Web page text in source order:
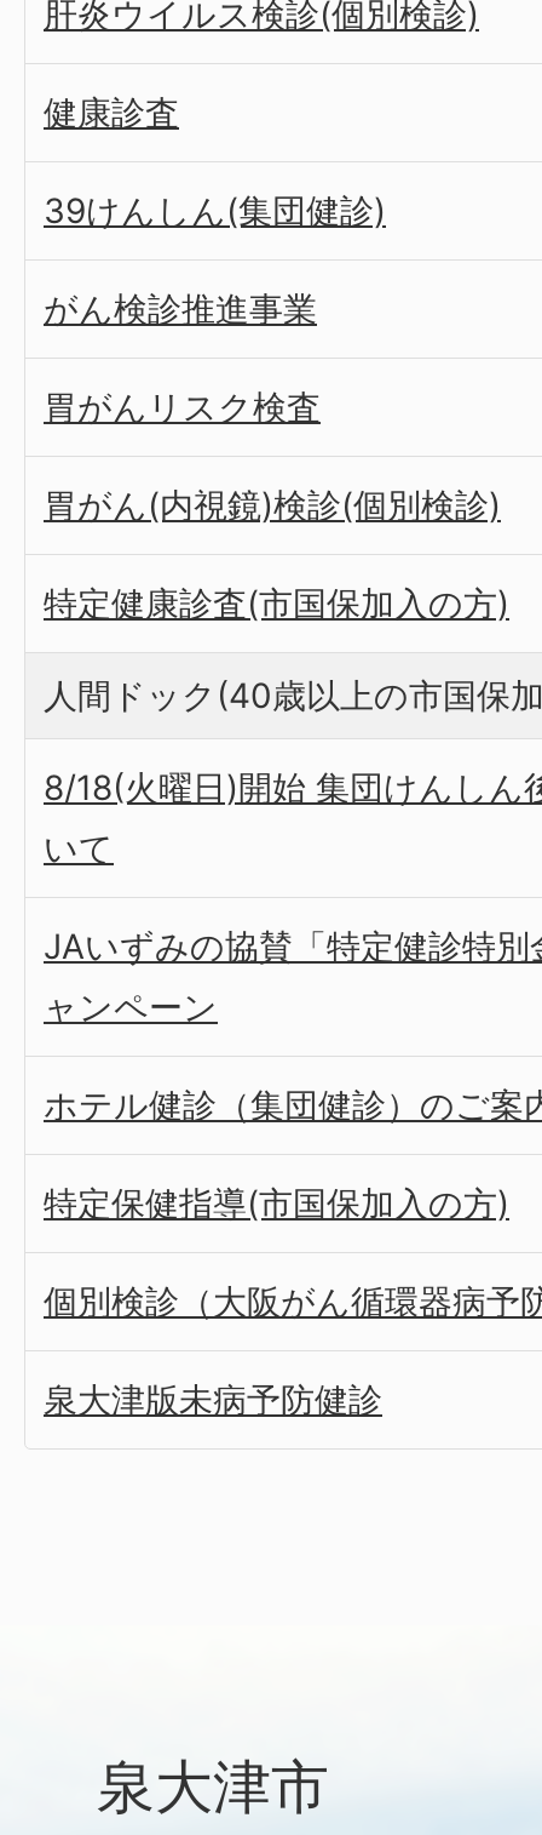
肝炎ウイルス検診(個別検診)
健康診査
39けんしん(集団健診)
がん検診推進事業
胃がんリスク検査
胃がん(内視鏡)検診(個別検診)
特定健康診査(市国保加入の方)
人間ドック(40歳以上の市国保
8/18(火曜日)開始 集団けんしん
いて
JAいずみの協賛「特定健診特
ャンペーン
ホテル健診（集団健診）のご案
特定保健指導(市国保加入の方)
個別検診（大阪がん循環器病予
泉大津版未病予防健診
泉大津市